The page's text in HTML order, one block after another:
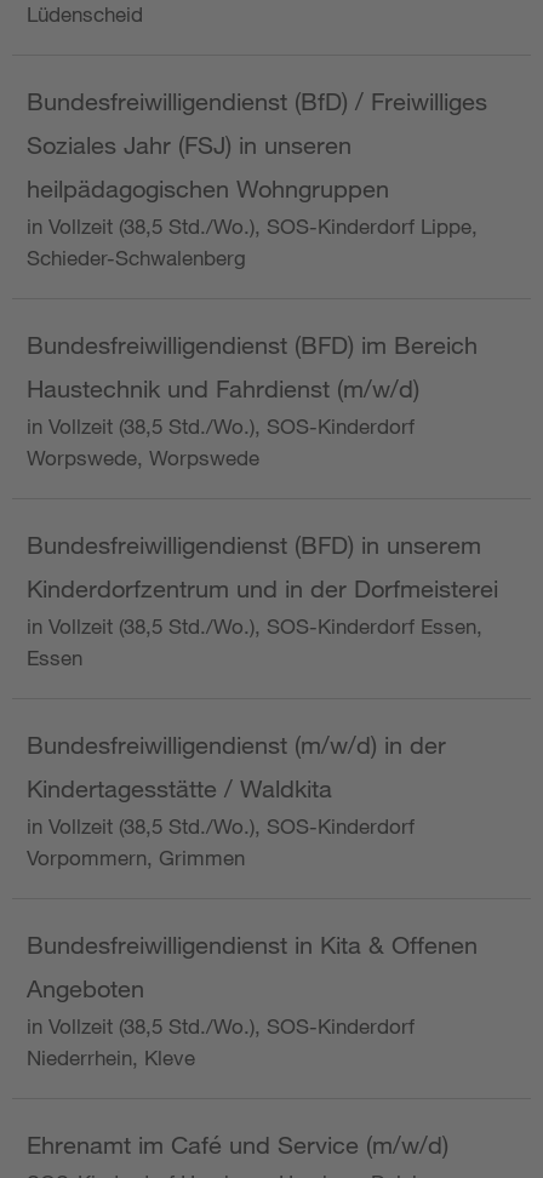
Lüdenscheid
Bundesfreiwilligendienst (BfD) / Freiwilliges
Soziales Jahr (FSJ) in unseren
heilpädagogischen Wohngruppen
in Vollzeit (38,5 Std./Wo.), SOS-Kinderdorf Lippe,
Schieder-Schwalenberg
Bundesfreiwilligendienst (BFD) im Bereich
Haustechnik und Fahrdienst (m/w/d)
in Vollzeit (38,5 Std./Wo.), SOS-Kinderdorf
Worpswede, Worpswede
Bundesfreiwilligendienst (BFD) in unserem
Kinderdorfzentrum und in der Dorfmeisterei
in Vollzeit (38,5 Std./Wo.), SOS-Kinderdorf Essen,
Essen
Bundesfreiwilligendienst (m/w/d) in der
Kindertagesstätte / Waldkita
in Vollzeit (38,5 Std./Wo.), SOS-Kinderdorf
Vorpommern, Grimmen
Bundesfreiwilligendienst in Kita & Offenen
Angeboten
in Vollzeit (38,5 Std./Wo.), SOS-Kinderdorf
Niederrhein, Kleve
Ehrenamt im Café und Service (m/w/d)